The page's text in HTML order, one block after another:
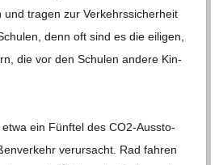
und tra­gen zur Ver­kehrs­si­cher­heit
denn oft sind es die eili­gen,
die vor den Schu­len andere Kin­
ein Fünf­tel des CO2-Aus­sto­
ver­ur­sacht. Rad fah­ren